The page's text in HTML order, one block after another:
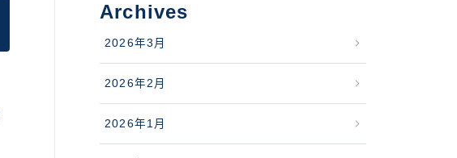
Archives
2026年3月
2026年2月
2026年1月